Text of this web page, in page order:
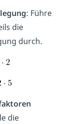
: Führe
die
durch.
die